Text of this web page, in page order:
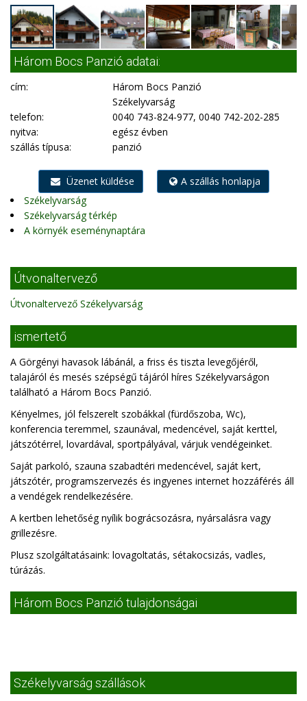
Három Bocs Panzió adatai:
cím:
Három Bocs Panzió
Székelyvarság
telefon:
0040 743-824-977, 0040 742-202-285
nyitva:
egész évben
szállás típusa:
panzió
Üzenet küldése
A szállás honlapja
Székelyvarság
Székelyvarság térkép
A környék eseménynaptára
Útvonaltervező
Útvonaltervező Székelyvarság
ismertető
A Görgényi havasok lábánál, a friss és tiszta levegőjéről,
talajáról és mesés szépségű tájáról híres Székelyvarságon
található a Három Bocs Panzió.
Kényelmes, jól felszerelt szobákkal (fürdőszoba, Wc),
konferencia teremmel, szaunával, medencével, saját kerttel,
játszótérrel, lovardával, sportpályával, várjuk vendégeinket.
Saját parkoló, szauna szabadtéri medencével, saját kert,
játszótér, programszervezés és ingyenes internet hozzáférés áll
a vendégek rendelkezésére.
A kertben lehetőség nyílik bográcsozásra, nyársalásra vagy
grillezésre.
Plusz szolgáltatásaink: lovagoltatás, sétakocsizás, vadles,
túrázás.
Három Bocs Panzió tulajdonságai
Székelyvarság szállások